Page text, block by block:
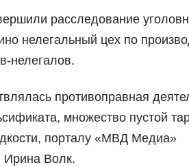
расследование
нелегальный цех по
нелегалов.
противоправная
множество пустой
порталу «МВД Медиа»
Ирина Волк.